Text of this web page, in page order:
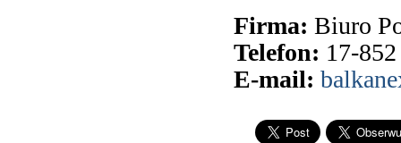
Firma: Biuro
Telefon: 17-
E-mail: